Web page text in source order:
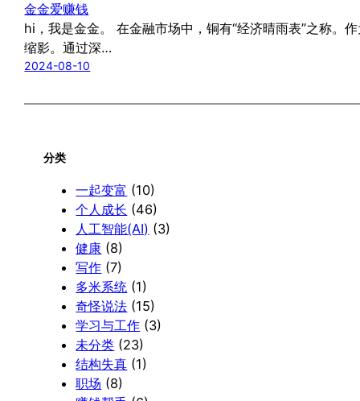
金金爱赚钱
hi，我是金金。 在金融市场中，铜有“经济晴雨表”之称。
缩影。通过深…
2024-08-10
分类
一起变富 (10)
个人成长 (46)
人工智能(AI) (3)
健康 (8)
写作 (7)
多米系统 (1)
奇怪说法 (15)
学习与工作 (3)
未分类 (23)
结构失真 (1)
职场 (8)